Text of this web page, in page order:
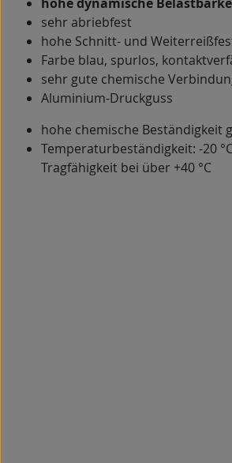
sehr abriebfest
hohe Schnitt- und
Farbe blau, spurlos,
sehr gute chemische
Aluminium-Druckguss
hohe chemische Beständigkeit
Temperaturbeständigkeit: -20
Tragfähigkeit bei über +40 °C